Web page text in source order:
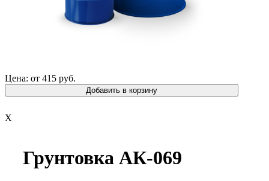
Цена: от 415 руб.
Добавить в корзину
X
Грунтовка АК-069